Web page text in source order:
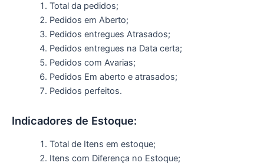
Total da pedidos;
Pedidos em Aberto;
Pedidos entregues Atrasados;
Pedidos entregues na Data certa;
Pedidos com Avarias;
Pedidos Em aberto e atrasados;
Pedidos perfeitos.
Indicadores de Estoque:
Total de Itens em estoque;
Itens com Diferença no Estoque;